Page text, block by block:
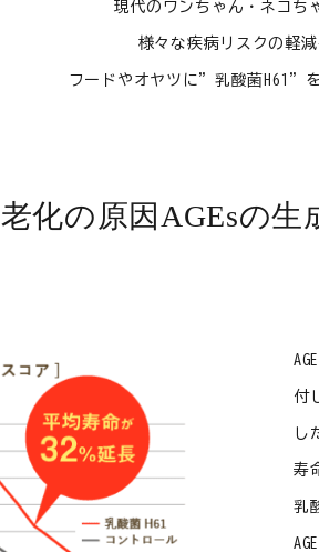
現代のワンちゃん・ネコち
様々な疾病リスクの軽
フードやオヤツに”乳酸菌H61”
老化の原因AGEsの生
付
し
寿
乳